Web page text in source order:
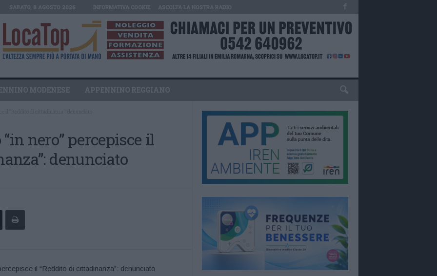
MODENESE APPENNINO REGGIANO
nero” percepisce il
denunciato